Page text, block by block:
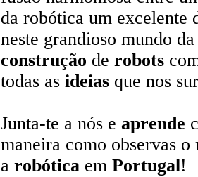
da robótica um excelente
neste grandioso mundo
construção de robots
todas as ideias que nos
Junta-te a nós e aprende
maneira como observas
a robótica em Portugal!